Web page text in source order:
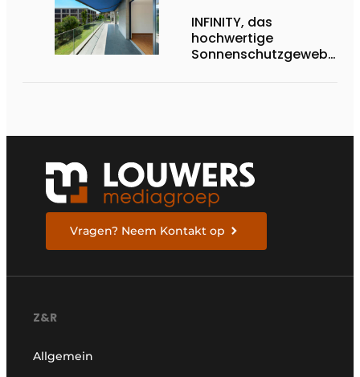
INFINITY, das
hochwertige
Sonnenschutzgewebe,
Vragen? Neem Kontakt op
Z&R
Allgemein